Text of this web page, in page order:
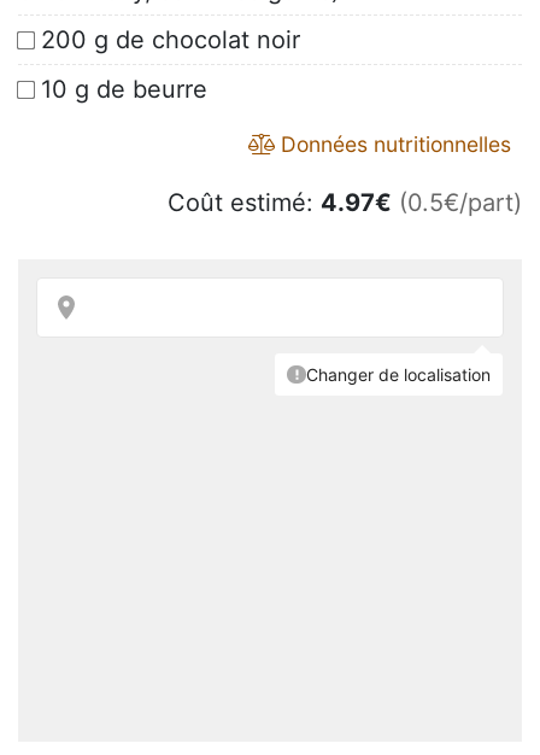
200 g de chocolat noir
10 g de beurre
Données nutritionnelles
Coût estimé: 4.97€ (0.5€/part)